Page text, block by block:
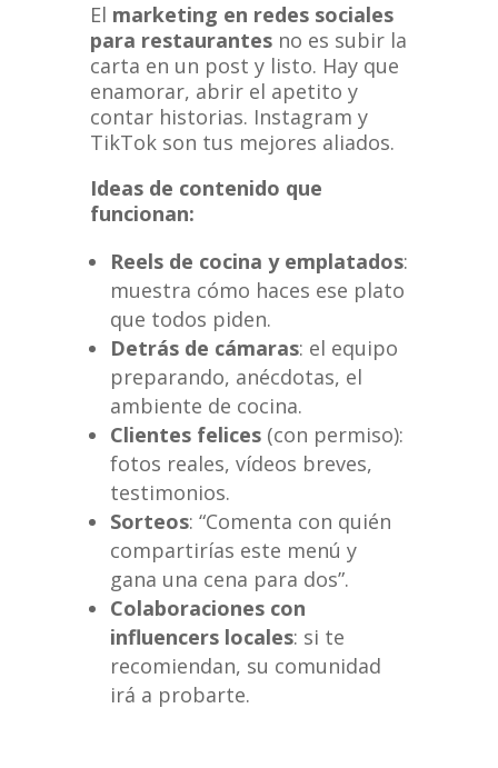
El marketing en redes sociales
para restaurantesno es subir la
carta en un post y listo. Hay que
enamorar, abrir el apetito y
contar historias. Instagram y
TikTok son tus mejores aliados.
Ideas de contenido que
funcionan:
Reels de cocina y emplatados:
muestra cómo haces ese plato
que todos piden.
Detrás de cámaras: el equipo
preparando, anécdotas, el
ambiente de cocina.
Clientes felices(con permiso):
fotos reales, vídeos breves,
testimonios.
Sorteos: “Comenta con quién
compartirías este menú y
gana una cena para dos”.
Colaboraciones con
influencers locales: si te
recomiendan, su comunidad
irá a probarte.